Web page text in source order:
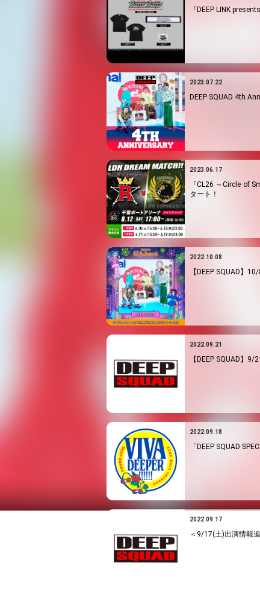
『DEEP LINK
2023.07.22
DEEP SQUAD 4th
2023.06.17
『CL26 ～Circle of
タート！
2022.10.08
【DEEP SQUAD】
2022.09.21
【DEEP SQUAD】
2022.09.18
「DEEP SQUAD
2022.09.17
＜9/17(土)出演情報